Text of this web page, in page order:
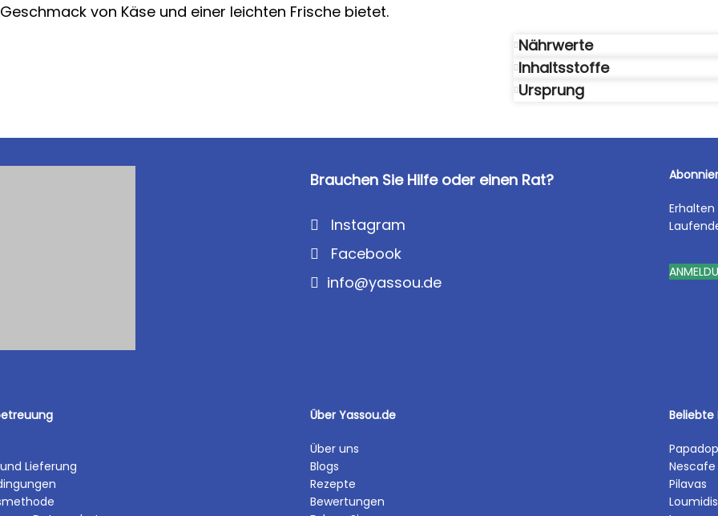
Geschmack von Käse und einer leichten Frische bietet.
Nährwerte
Inhaltsstoffe
Ursprung
Brauchen Sie Hilfe oder einen Rat?
Instagram
Facebook
info@yassou.de
Lieferung
Über Yassou.de
Über uns
Blogs
Rezepte
Bewertungen
Beliebte
Nescafe
Pilavas
Loumidis